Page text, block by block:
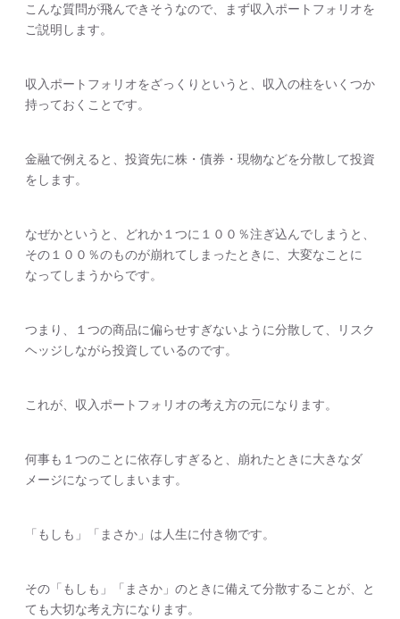
こんな質問が飛んできそうなので、まず収入ポートフォリオを
ご説明します。
収入ポートフォリオをざっくりというと、収入の柱をいくつか
持っておくことです。
金融で例えると、投資先に株・債券・現物などを分散して投資
をします。
なぜかというと、どれか１つに１００％注ぎ込んでしまうと、
その１００％のものが崩れてしまったときに、大変なことに
なってしまうからです。
つまり、１つの商品に偏らせすぎないように分散して、リスク
ヘッジしながら投資しているのです。
これが、収入ポートフォリオの考え方の元になります。
何事も１つのことに依存しすぎると、崩れたときに大きなダ
メージになってしまいます。
「もしも」「まさか」は人生に付き物です。
その「もしも」「まさか」のときに備えて分散することが、と
ても大切な考え方になります。